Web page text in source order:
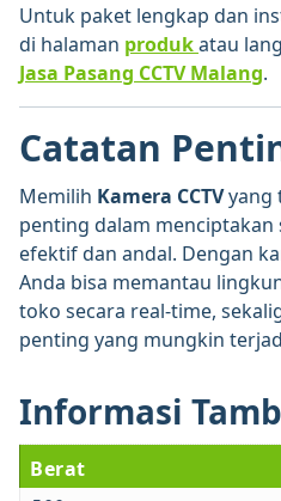
Untuk paket lengkap dan
di halaman produkatau
Jasa Pasang CCTV Malang.
Catatan
Memilih Kamera CCTVyang
penting dalam menciptakan
efektif dan andal. Dengan
Anda bisa memantau
toko secara real-time,
penting yang mungkin
Informasi
Berat